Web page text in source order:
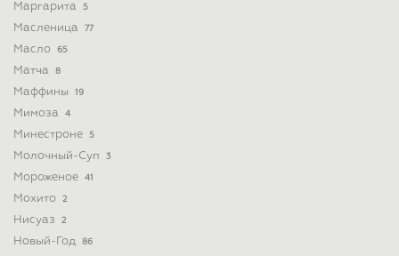
Маргарита 5
Масленица 77
Масло 65
Матча 8
Маффины 19
Мимоза 4
Минестроне 5
Молочный-Суп 3
Мороженое 41
Мохито 2
Нисуаз 2
Новый-Год 86